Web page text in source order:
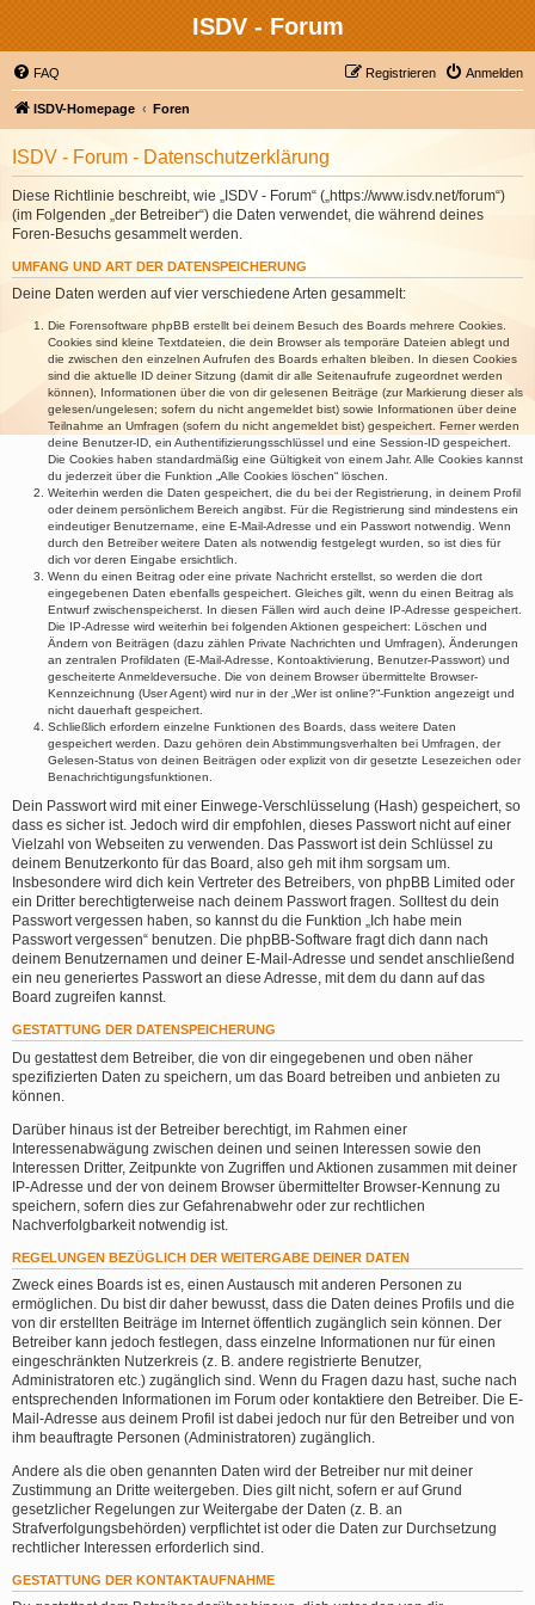
ISDV - Forum
FAQ Anmelden
Registrieren
ISDV-Homepage Foren
ISDV - Forum - Datenschutzerklärung
Diese Richtlinie beschreibt, wie „ISDV - Forum“ („https://www.isdv.net/forum“)
(im Folgenden „der Betreiber“) die Daten verwendet, die während deines
Foren-Besuchs gesammelt werden.
UMFANG UND ART DER DATENSPEICHERUNG
Deine Daten werden auf vier verschiedene Arten gesammelt:
Die Forensoftware phpBB erstellt bei deinem Besuch des Boards mehrere Cookies.
Cookies sind kleine Textdateien, die dein Browser als temporäre Dateien ablegt und
die zwischen den einzelnen Aufrufen des Boards erhalten bleiben. In diesen Cookies
sind die aktuelle ID deiner Sitzung (damit dir alle Seitenaufrufe zugeordnet werden
können), Informationen über die von dir gelesenen Beiträge (zur Markierung dieser als
gelesen/ungelesen; sofern du nicht angemeldet bist) sowie Informationen über deine
Teilnahme an Umfragen (sofern du nicht angemeldet bist) gespeichert. Ferner werden
deine Benutzer-ID, ein Authentifizierungsschlüssel und eine Session-ID gespeichert.
Die Cookies haben standardmäßig eine Gültigkeit von einem Jahr. Alle Cookies kannst
du jederzeit über die Funktion „Alle Cookies löschen“ löschen.
Weiterhin werden die Daten gespeichert, die du bei der Registrierung, in deinem Profil
oder deinem persönlichem Bereich angibst. Für die Registrierung sind mindestens ein
eindeutiger Benutzername, eine E-Mail-Adresse und ein Passwort notwendig. Wenn
durch den Betreiber weitere Daten als notwendig festgelegt wurden, so ist dies für
dich vor deren Eingabe ersichtlich.
Wenn du einen Beitrag oder eine private Nachricht erstellst, so werden die dort
eingegebenen Daten ebenfalls gespeichert. Gleiches gilt, wenn du einen Beitrag als
Entwurf zwischenspeicherst. In diesen Fällen wird auch deine IP-Adresse gespeichert.
Die IP-Adresse wird weiterhin bei folgenden Aktionen gespeichert: Löschen und
Ändern von Beiträgen (dazu zählen Private Nachrichten und Umfragen), Änderungen
an zentralen Profildaten (E-Mail-Adresse, Kontoaktivierung, Benutzer-Passwort) und
gescheiterte Anmeldeversuche. Die von deinem Browser übermittelte Browser-
Kennzeichnung (User Agent) wird nur in der „Wer ist online?“-Funktion angezeigt und
nicht dauerhaft gespeichert.
Schließlich erfordern einzelne Funktionen des Boards, dass weitere Daten
gespeichert werden. Dazu gehören dein Abstimmungsverhalten bei Umfragen, der
Gelesen-Status von deinen Beiträgen oder explizit von dir gesetzte Lesezeichen oder
Benachrichtigungsfunktionen.
Dein Passwort wird mit einer Einwege-Verschlüsselung (Hash) gespeichert, so
dass es sicher ist. Jedoch wird dir empfohlen, dieses Passwort nicht auf einer
Vielzahl von Webseiten zu verwenden. Das Passwort ist dein Schlüssel zu
deinem Benutzerkonto für das Board, also geh mit ihm sorgsam um.
Insbesondere wird dich kein Vertreter des Betreibers, von phpBB Limited oder
ein Dritter berechtigterweise nach deinem Passwort fragen. Solltest du dein
Passwort vergessen haben, so kannst du die Funktion „Ich habe mein
Passwort vergessen“ benutzen. Die phpBB-Software fragt dich dann nach
deinem Benutzernamen und deiner E-Mail-Adresse und sendet anschließend
ein neu generiertes Passwort an diese Adresse, mit dem du dann auf das
Board zugreifen kannst.
GESTATTUNG DER DATENSPEICHERUNG
Du gestattest dem Betreiber, die von dir eingegebenen und oben näher
spezifizierten Daten zu speichern, um das Board betreiben und anbieten zu
können.
Darüber hinaus ist der Betreiber berechtigt, im Rahmen einer
Interessenabwägung zwischen deinen und seinen Interessen sowie den
Interessen Dritter, Zeitpunkte von Zugriffen und Aktionen zusammen mit deiner
IP-Adresse und der von deinem Browser übermittelter Browser-Kennung zu
speichern, sofern dies zur Gefahrenabwehr oder zur rechtlichen
Nachverfolgbarkeit notwendig ist.
REGELUNGEN BEZÜGLICH DER WEITERGABE DEINER DATEN
Zweck eines Boards ist es, einen Austausch mit anderen Personen zu
ermöglichen. Du bist dir daher bewusst, dass die Daten deines Profils und die
von dir erstellten Beiträge im Internet öffentlich zugänglich sein können. Der
Betreiber kann jedoch festlegen, dass einzelne Informationen nur für einen
eingeschränkten Nutzerkreis (z. B. andere registrierte Benutzer,
Administratoren etc.) zugänglich sind. Wenn du Fragen dazu hast, suche nach
entsprechenden Informationen im Forum oder kontaktiere den Betreiber. Die E-
Mail-Adresse aus deinem Profil ist dabei jedoch nur für den Betreiber und von
ihm beauftragte Personen (Administratoren) zugänglich.
Andere als die oben genannten Daten wird der Betreiber nur mit deiner
Zustimmung an Dritte weitergeben. Dies gilt nicht, sofern er auf Grund
gesetzlicher Regelungen zur Weitergabe der Daten (z. B. an
Strafverfolgungsbehörden) verpflichtet ist oder die Daten zur Durchsetzung
rechtlicher Interessen erforderlich sind.
GESTATTUNG DER KONTAKTAUFNAHME